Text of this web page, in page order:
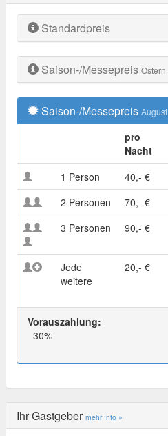
Standardpreis
Saison-/Messepreis Ostern
Saison-/Messepreis August
pro
Nacht
1 Person
40,- €
2 Personen
70,- €
3 Personen
90,- €
Jede
weitere
20,- €
Vorauszahlung:
30%
Ihr Gastgeber mehr Info »